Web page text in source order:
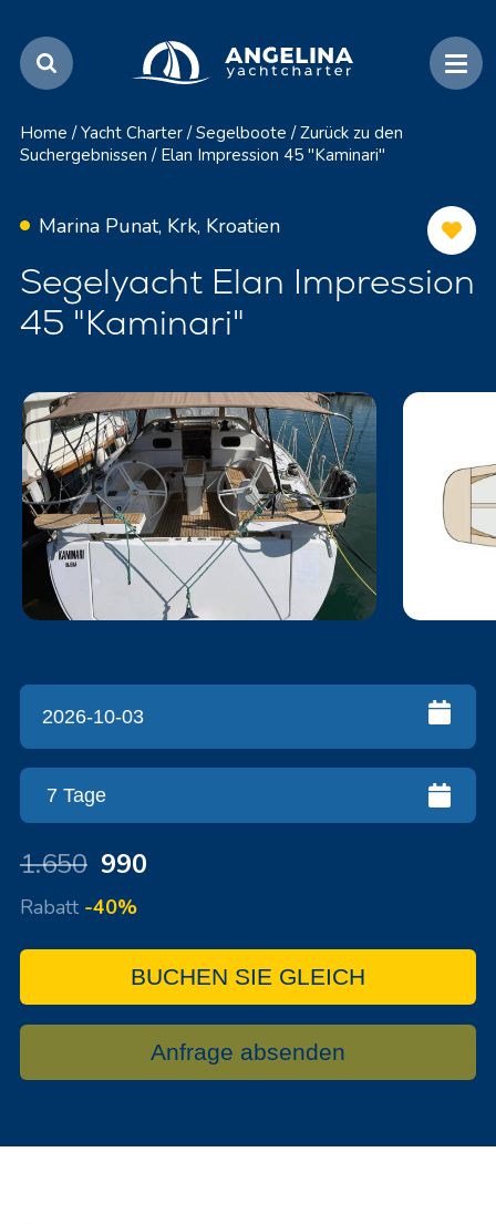
Home / Yacht Charter / Segelboote / Zurück zu den
Suchergebnissen / Elan Impression 45 "Kaminari"
Marina Punat, Krk, Kroatien
Segelyacht Elan Impression
45 "Kaminari"
1.650 990
Rabatt -40%
BUCHEN SIE GLEICH
Anfrage absenden